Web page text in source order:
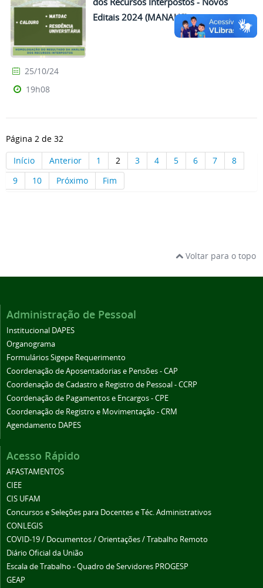
Editais 2024 (MANAUS)
25/10/24
19h08
Página 2 de 32
Início
Anterior 1 2 3 4 5 6 7
8
9
10 Próximo Fim
Voltar para o topo
Administração de Pessoal
Institucional DAPES
Organograma
Formulários Sigepe Requerimento
Coordenação de Aposentadorias e Pensões - CAP
Coordenação de Cadastro e Registro de Pessoal - CCRP
Coordenação de Pagamentos e Encargos - CPE
Coordenação de Registro e Movimentação - CRM
Agendamento DAPES
Acesso Rápido
AFASTAMENTOS
CIEE
CIS UFAM
Concursos e Seleções para Docentes e Téc. Administrativos
CONLEGIS
COVID-19 / Documentos / Orientações / Trabalho Remoto
Diário Oficial da União
Escala de Trabalho - Quadro de Servidores PROGESP
GEAP